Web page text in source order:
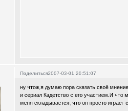
Поделиться2007-03-01 20:51:07
ну чтож,я думаю пора сказать своё
и сериал Кадетство с его участием.И что
меня складывается, что он просто